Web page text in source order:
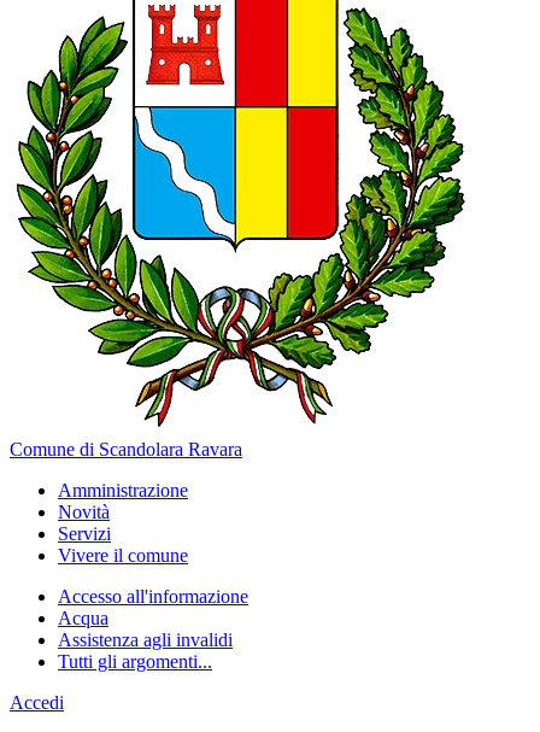
Comune di Scandolara Ravara
Amministrazione
Novità
Servizi
Vivere il comune
Accesso all'informazione
Acqua
Assistenza agli invalidi
Tutti gli argomenti...
Accedi